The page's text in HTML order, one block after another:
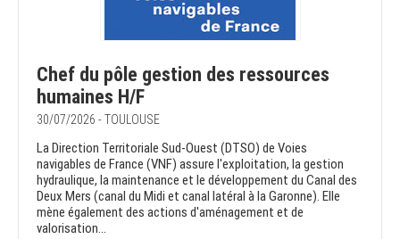
Chef du pôle gestion des ressources
humaines H/F
30/07/2026 - TOULOUSE
La Direction Territoriale Sud-Ouest (DTSO) de Voies
navigables de France (VNF) assure l'exploitation, la gestion
hydraulique, la maintenance et le développement du Canal des
Deux Mers (canal du Midi et canal latéral à la Garonne). Elle
mène également des actions d'aménagement et de
valorisation...